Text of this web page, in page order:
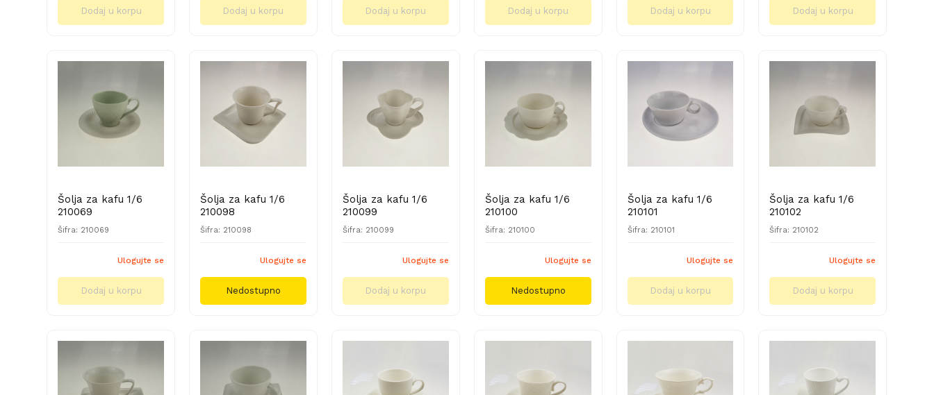
Dodaj u korpu Dodaj u korpu Dodaj u korpu Dodaj u korpu Dodaj u korpu Dodaj u korpu
Šolja za kafu 1/6
210069
Šifra: 210069
Ulogujte se
Dodaj u korpu
Šolja za kafu 1/6
210098
Šifra: 210098
Ulogujte se
Nedostupno
Šolja za kafu 1/6
210099
Šifra: 210099
Ulogujte se
Dodaj u korpu
Šolja za kafu 1/6
210100
Šifra: 210100
Ulogujte se
Nedostupno
Šolja za kafu 1/6
210101
Šifra: 210101
Ulogujte se
Dodaj u korpu
Šolja za kafu 1/6
210102
Šifra: 210102
Ulogujte se
Dodaj u korpu